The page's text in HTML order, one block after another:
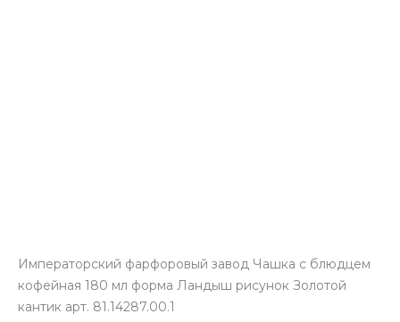
Императорский фарфоровый завод Чашка с блюдцем
кофейная 180 мл форма Ландыш рисунок Золотой
кантик арт. 81.14287.00.1